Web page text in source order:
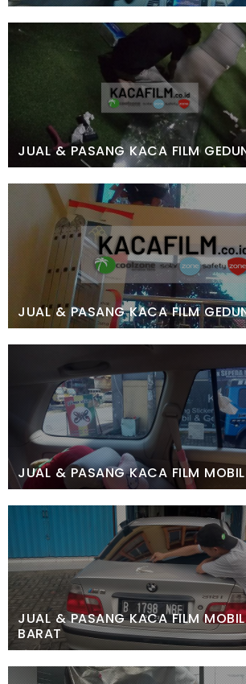
JUAL & PASANG KACA FILM
JUAL & PASANG KACA FILM
JUAL & PASANG KACA FILM
JUAL & PASANG KACA FILM
BARAT